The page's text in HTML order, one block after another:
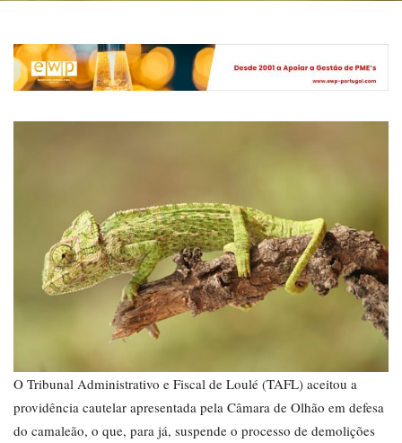
O Tribunal Administrativo e Fiscal de Loulé (TAFL) aceitou a
providência cautelar apresentada pela Câmara de Olhão em defesa
do camaleão, o que, para já, suspende o processo de demolições